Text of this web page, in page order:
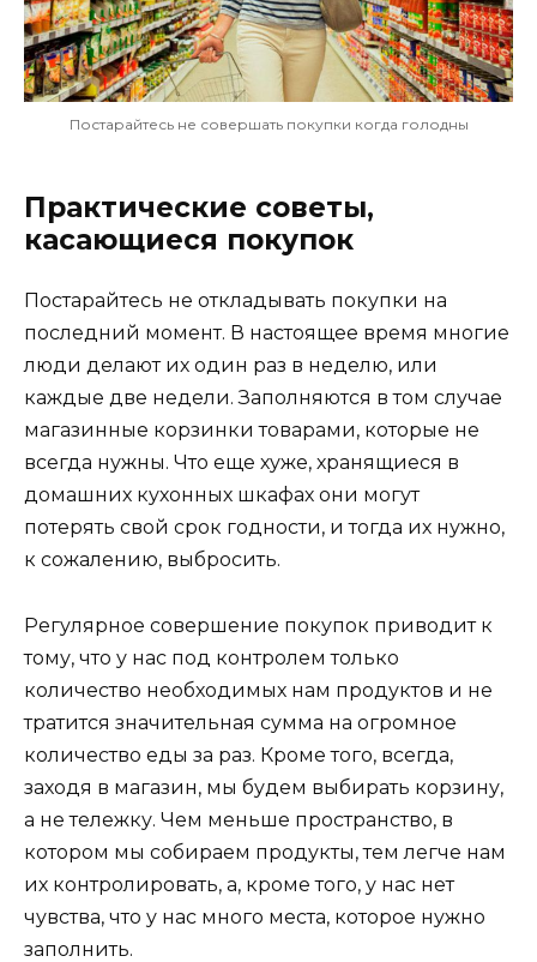
Постарайтесь не совершать покупки когда голодны
Практические советы,
касающиеся покупок
Постарайтесь не откладывать покупки на
последний момент. В настоящее время многие
люди делают их один раз в неделю, или
каждые две недели. Заполняются в том случае
магазинные корзинки товарами, которые не
всегда нужны. Что еще хуже, хранящиеся в
домашних кухонных шкафах они могут
потерять свой срок годности, и тогда их нужно,
к сожалению, выбросить.
Регулярное совершение покупок приводит к
тому, что у нас под контролем только
количество необходимых нам продуктов и не
тратится значительная сумма на огромное
количество еды за раз. Кроме того, всегда,
заходя в магазин, мы будем выбирать корзину,
а не тележку. Чем меньше пространство, в
котором мы собираем продукты, тем легче нам
их контролировать, а, кроме того, у нас нет
чувства, что у нас много места, которое нужно
заполнить.